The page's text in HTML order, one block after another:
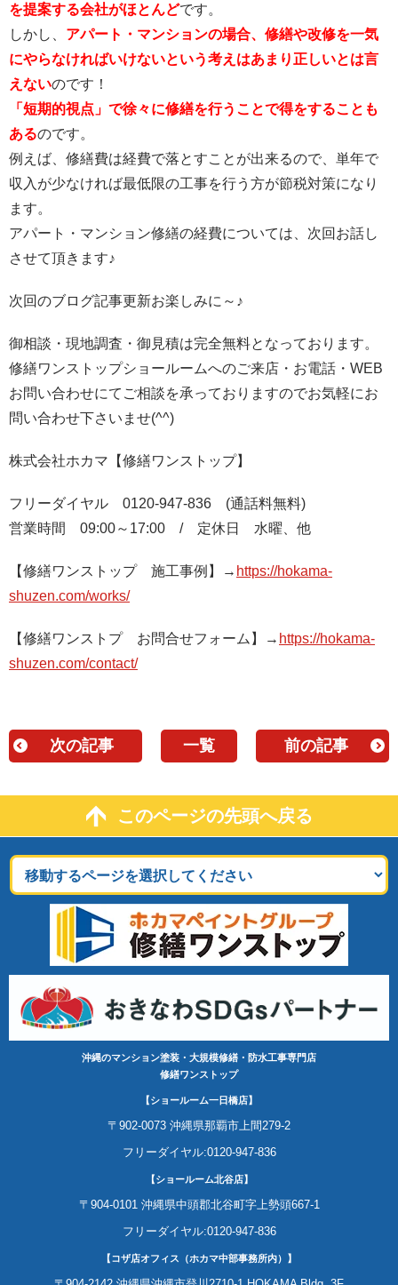
を提案する会社がほとんどです。
しかし、 アパート・マンションの場合、修繕や改修を一気
にやらなければいけないという考えはあまり正しいとは言
えないのです！
「短期的視点」で徐々に修繕を行うことで得をすることも
あるのです。
例えば、修繕費は経費で落とすことが出来るので、単年で
収入が少なければ最低限の工事を行う方が節税対策になり
ます。
アパート・マンション修繕の経費については、次回お話し
させて頂きます♪
次回のブログ記事更新お楽しみに～♪
御相談・現地調査・御見積は完全無料となっております。
修繕ワンストップショールームへのご来店・お電話・WEB
お問い合わせにてご相談を承っておりますのでお気軽にお
問い合わせ下さいませ(^^)
株式会社ホカマ【修繕ワンストップ】
フリーダイヤル 0120-947-836 (通話料無料)
営業時間 09:00～17:00 / 定休日 水曜、他
【修繕ワンストップ 施工事例】→ https://hokama-
shuzen.com/works/
【修繕ワンストプ お問合せフォーム】→ https://hokama-
shuzen.com/contact/
次の記事 一覧 前の記事
このページの先頭へ戻る
沖縄のマンション塗装・大規模修繕・防水工事専門店
修繕ワンストップ
【ショールーム一日橋店】
〒902-0073 沖縄県那覇市上間279-2
フリーダイヤル:0120-947-836
【ショールーム北谷店】
〒904-0101 沖縄県中頭郡北谷町字上勢頭667-1
フリーダイヤル:0120-947-836
【コザ店オフィス（ホカマ中部事務所内）】